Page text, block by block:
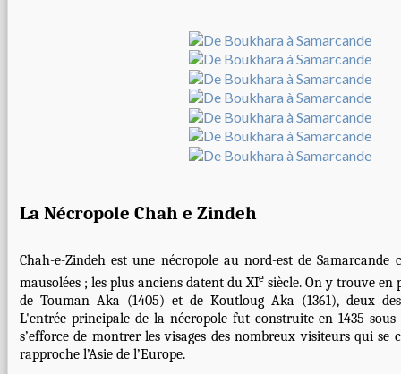
La Nécropole Chah e Zindeh
Chah-e-Zindeh est une nécropole au nord-est de Samarcande
mausolées ; les plus anciens datent du XIe siècle. On y trouve en
de Touman Aka (1405) et de Koutloug Aka (1361), deux
L'entrée principale de la nécropole fut construite en 1435
s’efforce de montrer les visages des nombreux visiteurs qui se
rapproche l’Asie de l’Europe.